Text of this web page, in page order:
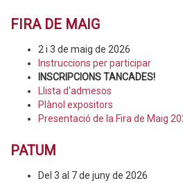
FIRA DE MAIG
2 i 3 de maig de 2026
Instruccions per participar
INSCRIPCIONS TANCADES!
Llista d'admesos
Plànol expositors
Presentació de la Fira de Maig
PATUM
Del 3 al 7 de juny de 2026